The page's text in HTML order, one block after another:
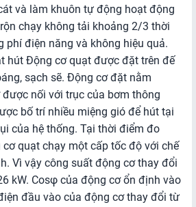
và làm khuôn tự động hoạt động
chạy không tải khoảng 2/3 thời
phí điện năng và không hiệu quả.
hútĐộng cơ quạt được đặt trên đế
sạch sẽ. Động cơ đặt nằm
nối với trục của bơm thông
bố trí nhiều miệng gió để hút tại
của hệ thống.Tại thời điểm đo
quạt chạy một cấp tốc độ với chế
Vì vậy công suất động cơ thay đổi
kW. Cosφ của động cơ ổn định vào
đầu vào của động cơ thay đổi từ